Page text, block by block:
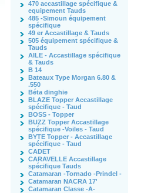
470 accastillage spécifique &
equipement Tauds
485 -Simoun équipement
spécifique
49 er Accastillage & Tauds
505 équipement spécifique &
Tauds
AILE - Accastillage spécifique
& Tauds
B 14
Bateaux Type Morgan 6.80 &
.550
Béta dinghie
BLAZE Topper Accastillage
spécifique - Taud
BOSS - Topper
BUZZ Topper Accastillage
spécifique -Voiles - Taud
BYTE Topper - Accastillage
spécifique - Taud
CADET
CARAVELLE Accastillage
spécifique Tauds
Catamaran -Tornado -Prindel -
Catamaran NACRA 17'
Catamaran Classe -A-